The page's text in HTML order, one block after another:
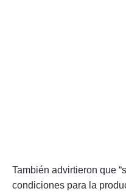
También advirtieron que
condiciones para la